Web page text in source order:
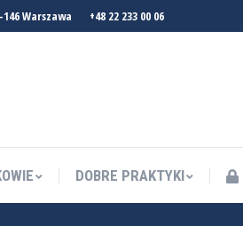
Warszawa +48 22 233 00 06
DOBRE PRAKTYKI
DOBRE PRAKTYKI